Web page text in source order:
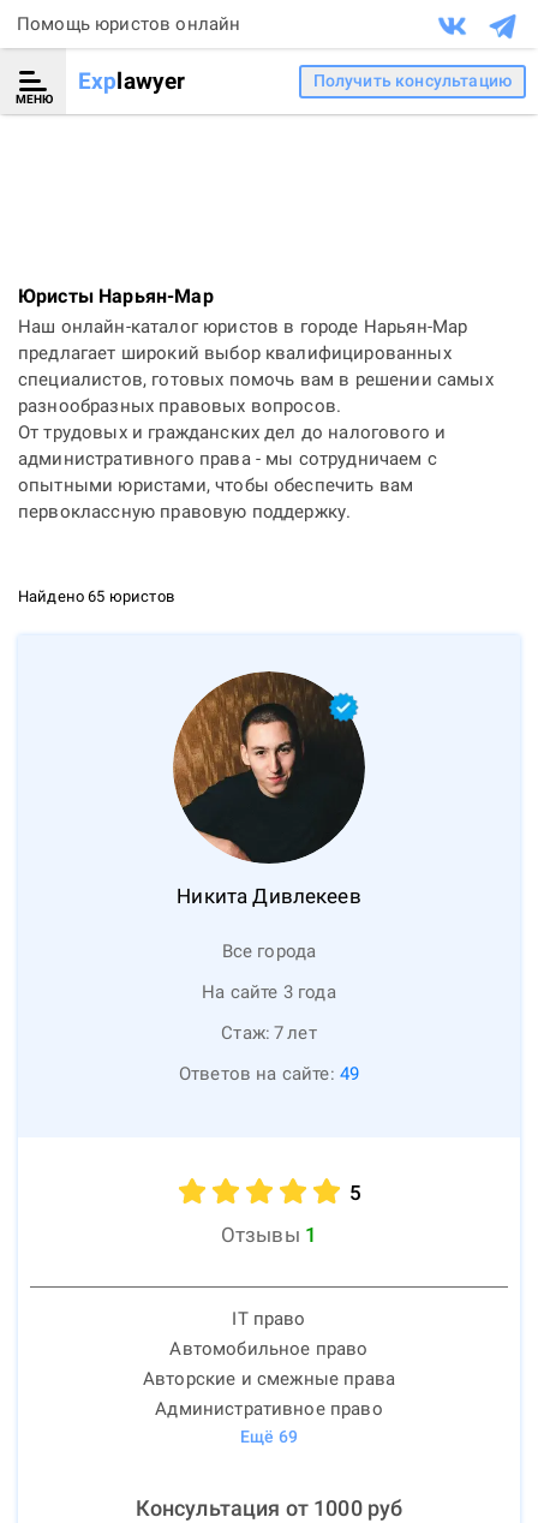
Помощь юристов онлайн
МЕНЮ
Explawyer Получить консультацию
Юристы Нарьян-Мар
Наш онлайн-каталог юристов в городе Нарьян-Мар
предлагает широкий выбор квалифицированных
специалистов, готовых помочь вам в решении самых
разнообразных правовых вопросов.
От трудовых и гражданских дел до налогового и
административного права - мы сотрудничаем с
опытными юристами, чтобы обеспечить вам
первоклассную правовую поддержку.
Найдено 65 юристов
Никита Дивлекеев
Все города
На сайте 3 года
Стаж: 7лет
Ответов на сайте: 49
5
Отзывы 1
IT право
Автомобильное право
Авторские и смежные права
Административное право
Ещё 69
Консультация от 1000руб